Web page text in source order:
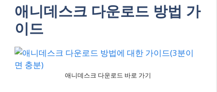
애니데스크 다운로드 방법 가
이드
애니데스크 다운로드 바로 가기